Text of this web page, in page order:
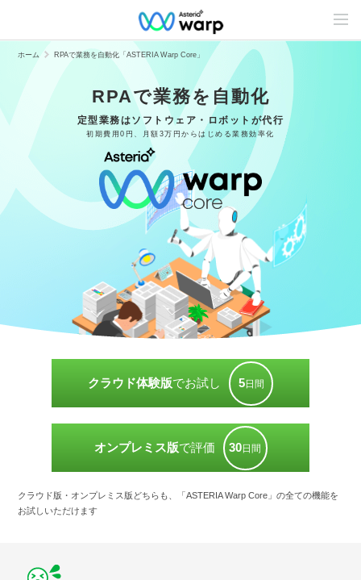
C
n
ホーム RPAで業務を自動化「ASTERIA Warp Core」
RPAで業務を自動化
定型業務はソフトウェア・ロボットが代行
初期費用0円、 月額3万円からはじめる業務効率化
クラウド体験版でお試し 5日間
オンプレミス版で評価 30日間
クラウド版・オンプレミス版どちらも、「ASTERIA Warp Core」の全ての機能を
お試しいただけます